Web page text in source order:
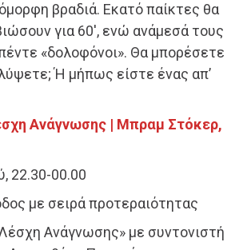
βραδιά. Εκατό παίκτες θα
για 60′, ενώ ανάμεσά τους
«δολοφόνοι». Θα μπορέσετε
Ή μήπως είστε ένας απ’
Ανάγνωσης | Μπραμ Στόκερ,
22.30-00.00
με σειρά προτεραιότητας
Ανάγνωσης» με συντονιστή